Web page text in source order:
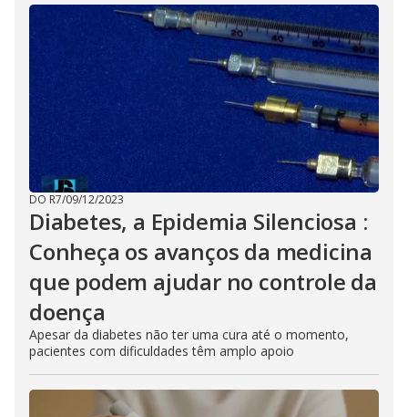
DO R7/09/12/2023
Diabetes, a Epidemia Silenciosa :
Conheça os avanços da medicina
que podem ajudar no controle da
doença
Apesar da diabetes não ter uma cura até o momento,
pacientes com dificuldades têm amplo apoio